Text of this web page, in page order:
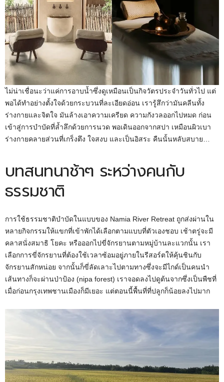
ไม่น่าเชื่อนะว่าแค่การอาบน้ำซึ่งดูเหมือนเป็นกิจวัตรประจำวันทั่วไป แต่
พอได้ทำอย่างตั้งใจด้วยกระบวนที่ละเอียดอ่อน เรารู้สึกว่ามันคลีนทั้ง
ร่างกายและจิตใจ มันล้างเอาความเครียด ความกังวลออกไปหมด ก่อน
เข้าสู่การบำบัดที่ล้ำลึกด้วยการนวด พอเดินออกจากสปา เหมือนผิวเบา
ร่างกายคลายส่วนที่เกร็งตึง ใจสงบ และเป็นอิสระ คืนนั้นหลับสบาย…
บทสนทนาช้าๆ ระหว่างคนกับ
ธรรมชาติ
การใช้ธรรมชาติบำบัดในแบบของ Namia River Retreat ถูกส่งผ่านใน
หลายกิจกรรมให้แขกที่เข้าพักได้เลือกตามแบบที่ตัวเองชอบ เช้าตรู่จะมี
คลาสนั่งสมาธิ โยคะ หรือออกไปขี่จักรยานตามหมู่บ้านละแวกนั้น เรา
เลือกการขี่จักรยานที่ต้องใช้เวลาซ้อมอยู่ภายในรีสอร์ตให้คุ้นชินกับ
จักรยานสักหน่อย จากนั้นก็ขี่ลัดเลาะไปตามทางซึ่งจะมีไกด์เป็นคนนำ
เส้นทางก็จะผ่านป่าป้อง (nipa forest) เราจอดลงไปดูต้นจากซึ่งเป็นพืชที่
เมื่อก่อนกรุงเทพชานเมืองก็มีเยอะ แต่ตอนนี้พื้นที่ที่ปลูกก็น้อยลงไปมาก